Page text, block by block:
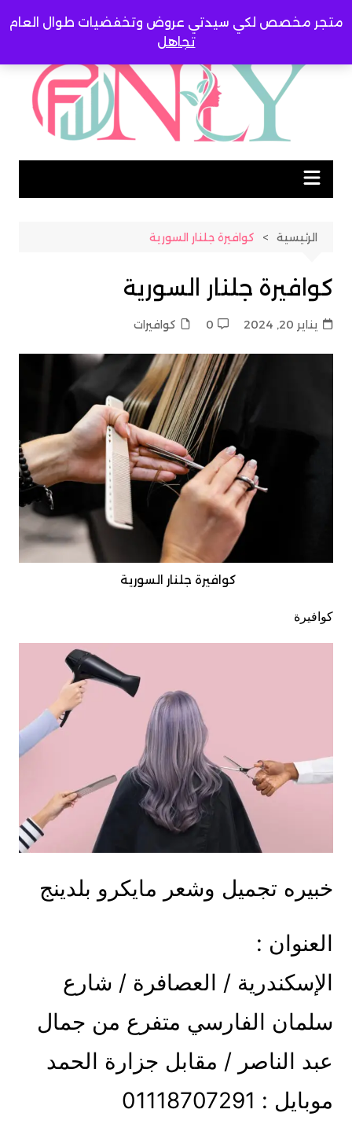
متجر مخصص لكي سيدتي عروض وتخفضيات طوال العام
تجاهل
إلى
الرئيسية كوافيرة جلنار السورية
كوافيرة جلنار السورية
يناير 20, 2024 0 كوافيرات
كوافيرة جلنار السورية
كوافيرة
خبيره تجميل وشعر مايكرو بلدينج
العنوان :
الإسكندرية / العصافرة / شارع
سلمان الفارسي متفرع من جمال
عبد الناصر / مقابل جزارة الحمد
موبايل : 01118707291